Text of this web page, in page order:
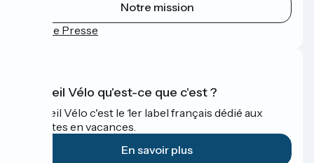
Notre mission
Espace Presse
Accueil Vélo qu'est-ce que c'est ?
Accueil Vélo c'est le 1er label français dédié aux
cyclistes en vacances.
En savoir plus